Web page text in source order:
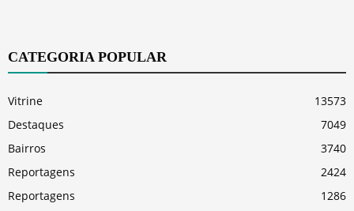
CATEGORIA POPULAR
Vitrine
13573
Destaques
7049
Bairros
3740
Reportagens
2424
Reportagens
1286